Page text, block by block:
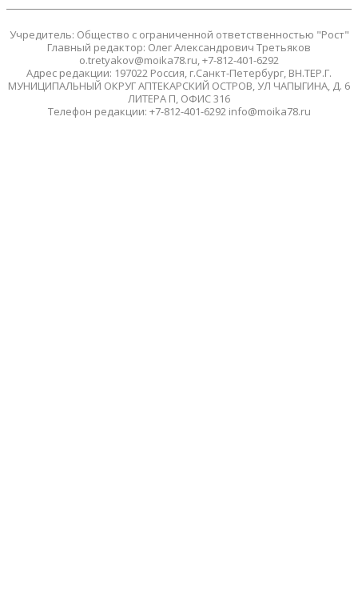
Учредитель: Общество с ограниченной ответственностью "Рост"
Главный редактор: Олег Александрович Третьяков
o.tretyakov@moika78.ru, +7-812-401-6292
Адрес редакции: 197022 Россия, г.Санкт-Петербург, ВН.ТЕР.Г.
МУНИЦИПАЛЬНЫЙ ОКРУГ АПТЕКАРСКИЙ ОСТРОВ, УЛ ЧАПЫГИНА, Д. 6
ЛИТЕРА П, ОФИС 316
Телефон редакции: +7-812-401-6292 info@moika78.ru